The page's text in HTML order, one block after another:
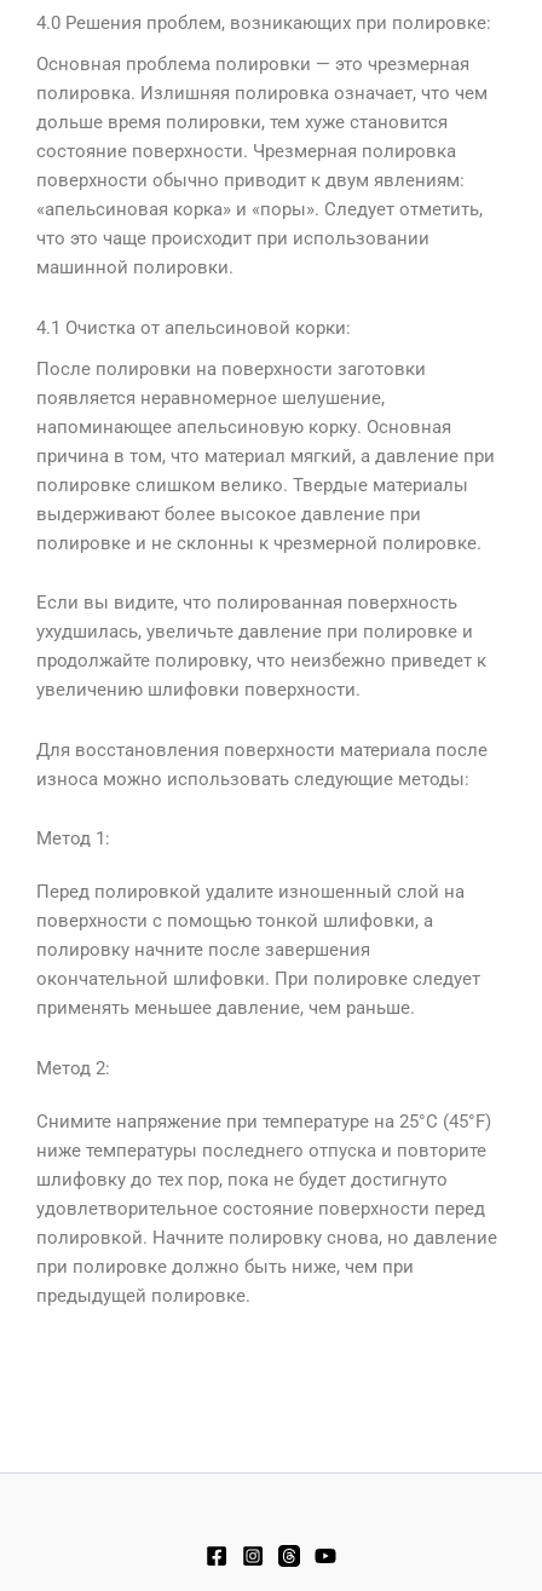
4.0 Решения проблем, возникающих при полировке:
Основная проблема полировки — это чрезмерная
полировка. Излишняя полировка означает, что чем
дольше время полировки, тем хуже становится
состояние поверхности. Чрезмерная полировка
поверхности обычно приводит к двум явлениям:
«апельсиновая корка» и «поры». Следует отметить,
что это чаще происходит при использовании
машинной полировки.
4.1 Очистка от апельсиновой корки:
После полировки на поверхности заготовки
появляется неравномерное шелушение,
напоминающее апельсиновую корку. Основная
причина в том, что материал мягкий, а давление при
полировке слишком велико. Твердые материалы
выдерживают более высокое давление при
полировке и не склонны к чрезмерной полировке.
Если вы видите, что полированная поверхность
ухудшилась, увеличьте давление при полировке и
продолжайте полировку, что неизбежно приведет к
увеличению шлифовки поверхности.
Для восстановления поверхности материала после
износа можно использовать следующие методы:
Метод 1:
Перед полировкой удалите изношенный слой на
поверхности с помощью тонкой шлифовки, а
полировку начните после завершения
окончательной шлифовки. При полировке следует
применять меньшее давление, чем раньше.
Метод 2:
Снимите напряжение при температуре на 25°C (45°F)
ниже температуры последнего отпуска и повторите
шлифовку до тех пор, пока не будет достигнуто
удовлетворительное состояние поверхности перед
полировкой. Начните полировку снова, но давление
при полировке должно быть ниже, чем при
предыдущей полировке.